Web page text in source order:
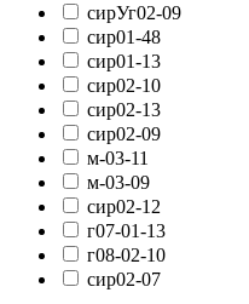
сирУг02-09
сир01-48
сир01-13
сир02-10
сир02-13
сир02-09
м-03-11
м-03-09
сир02-12
г07-01-13
г08-02-10
сир02-07